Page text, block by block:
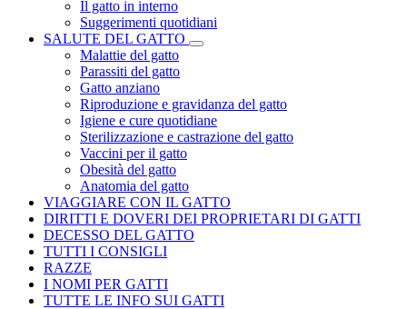
Il gatto in interno
Suggerimenti quotidiani
SALUTE DEL GATTO
Malattie del gatto
Parassiti del gatto
Gatto anziano
Riproduzione e gravidanza del gatto
Igiene e cure quotidiane
Sterilizzazione e castrazione del gatto
Vaccini per il gatto
Obesità del gatto
Anatomia del gatto
VIAGGIARE CON IL GATTO
DIRITTI E DOVERI DEI PROPRIETARI DI GATTI
DECESSO DEL GATTO
TUTTI I CONSIGLI
RAZZE
I NOMI PER GATTI
TUTTE LE INFO SUI GATTI